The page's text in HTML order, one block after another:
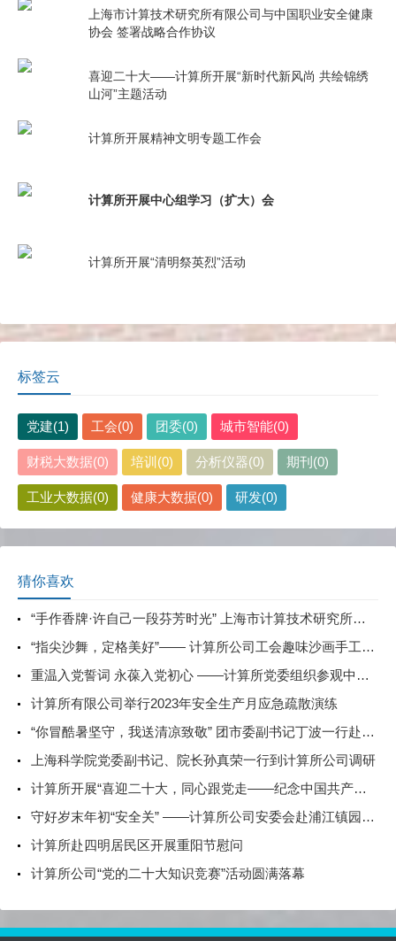
上海市计算技术研究所有限公司与中国职业安全健康
协会 签署战略合作协议
喜迎二十大——计算所开展“新时代新风尚 共绘锦绣
山河”主题活动
计算所开展精神文明专题工作会
计算所开展中心组学习（扩大）会
计算所开展“清明祭英烈”活动
标签云
党建(1) 工会(0) 团委(0) 城市智能(0)
财税大数据(0) 培训(0) 分析仪器(0) 期刊(0)
工业大数据(0) 健康大数据(0) 研发(0)
猜你喜欢
“手作香牌·许自己一段芬芳时光” 上海市计算技术研究所有限公司开展主题活动庆祝三八妇女节
“指尖沙舞，定格美好”—— 计算所公司工会趣味沙画手工体验课活动
重温入党誓词 永葆入党初心 ——计算所党委组织参观中共一大纪念馆
计算所有限公司举行2023年安全生产月应急疏散演练
“你冒酷暑坚守，我送清凉致敬” 团市委副书记丁波一行赴计算所高温慰问一线青年职工
上海科学院党委副书记、院长孙真荣一行到计算所公司调研
计算所开展“喜迎二十大，同心跟党走——纪念中国共产党统一战线政策提出100周年”专题交流活动
守好岁末年初“安全关” ——计算所公司安委会赴浦江镇园区开展安全检查
计算所赴四明居民区开展重阳节慰问
计算所公司“党的二十大知识竞赛”活动圆满落幕